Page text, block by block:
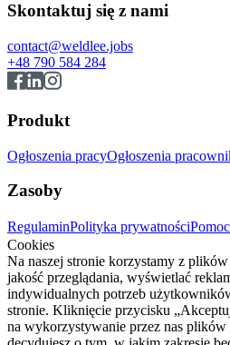
Skontaktuj się z nami
contact@weldlee.jobs
+48 790 584 284
Produkt
Ogłoszenia pracyOgłoszenia
Zasoby
RegulaminPolityka prywatnościPomoc
Cookies
Na naszej stronie korzystamy z
jakość przeglądania, wyświetlać
indywidualnych potrzeb
stronie. Kliknięcie przycisku
na wykorzystywanie przez nas